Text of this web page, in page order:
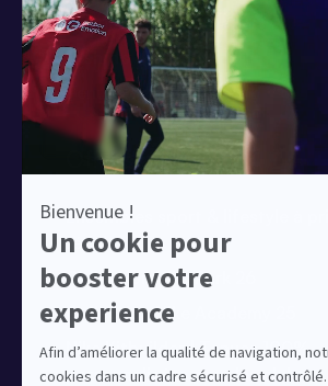
Chaussettes
T-shirts
Tenues de match
Offres clubs
Ensembles sport & lifestyle à prix
réduit
Collection Nike Park 26
Collection Nike Academy 25
Nike Kitbuilder | Tenues 100%
personnalisées pour les clubs